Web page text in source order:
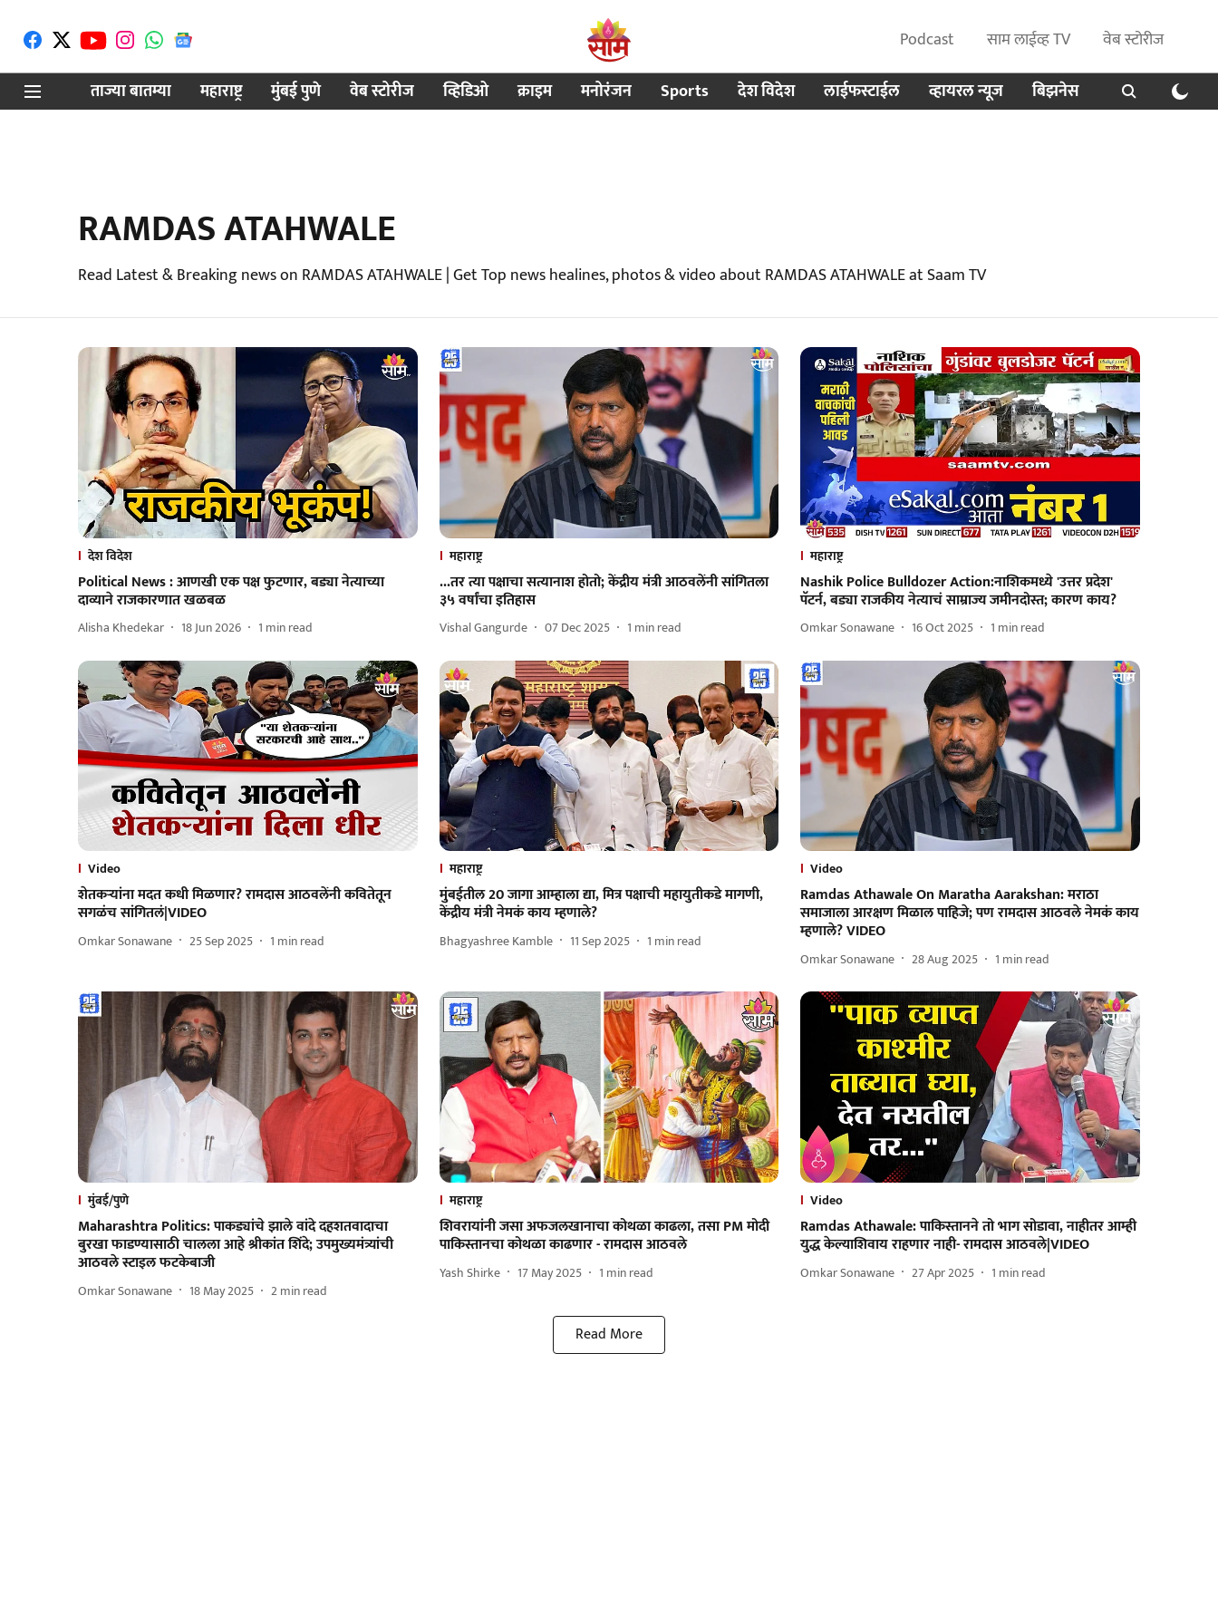
Podcast साम लाईव्ह TV
वेब स्टोरीज
ताज्या बातम्या
महाराष्ट्र मुंबई पुणे वेब स्टोरीज व्हिडिओ क्राइम मनोरंजन Sports देश विदेश लाईफस्टाईल व्हायरल न्यूज बिझनेस
RAMDAS ATAHWALE
Read Latest & Breaking news on RAMDAS ATAHWALE | Get Top news healines, photos & video about RAMDAS ATAHWALE at Saam TV
देश विदेश
Political News : आणखी एक पक्ष फुटणार, बड्या नेत्याच्या
दाव्याने राजकारणात खळबळ
Alisha Khedekar 18 Jun 2026 1 min read
महाराष्ट्र
...तर त्या पक्षाचा सत्यानाश होतो; केंद्रीय मंत्री आठवलेंनी सांगितला
३५ वर्षांचा इतिहास
Vishal Gangurde 07 Dec 2025 1 min read
महाराष्ट्र
Nashik Police Bulldozer Action:नाशिकमध्ये 'उत्तर प्रदेश'
पॅटर्न, बड्या राजकीय नेत्याचं साम्राज्य जमीनदोस्त; कारण काय?
Omkar Sonawane 16 Oct 2025 1 min read
Video
शेतकऱ्यांना मदत कधी मिळणार? रामदास आठवलेंनी कवितेतून
सगळंच सांगितलं|VIDEO
Omkar Sonawane 25 Sep 2025 1 min read
महाराष्ट्र
मुंबईतील 20 जागा आम्हाला द्या, मित्र पक्षाची महायुतीकडे मागणी,
केंद्रीय मंत्री नेमकं काय म्हणाले?
Bhagyashree Kamble 11 Sep 2025 1 min read
Video
Ramdas Athawale On Maratha Aarakshan: मराठा
समाजाला आरक्षण मिळाल पाहिजे; पण रामदास आठवले नेमकं काय
म्हणाले? VIDEO
Omkar Sonawane 28 Aug 2025 1 min read
मुंबई/पुणे
Maharashtra Politics: पाकड्यांचे झाले वांदे दहशतवादाचा
बुरखा फाडण्यासाठी चालला आहे श्रीकांत शिंदे; उपमुख्यमंत्र्यांची
आठवले स्टाइल फटकेबाजी
Omkar Sonawane 18 May 2025 2min read
महाराष्ट्र
शिवरायांनी जसा अफजलखानाचा कोथळा काढला, तसा PM मोदी
पाकिस्तानचा कोथळा काढणार - रामदास आठवले
Yash Shirke 17 May 2025 1 min read
Video
Ramdas Athawale: पाकिस्तानने तो भाग सोडावा, नाहीतर आम्ही
युद्ध केल्याशिवाय राहणार नाही- रामदास आठवले|VIDEO
Omkar Sonawane 27 Apr 2025 1 min read
Read More